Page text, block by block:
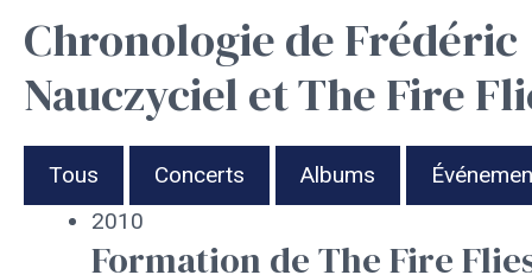
Chronologie de Frédéric
Nauczyciel et The Fire
Tous Concerts Albums
2010
Formation de The Fire